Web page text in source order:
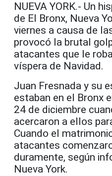
NUEVA YORK.- Un
de El Bronx, Nueva
viernes a causa de
provocó la brutal
atacantes que le
víspera de Navidad.
Juan Fresnada y su
estaban en el Bronx
24 de diciembre
acercaron a ellos
Cuando el
atacantes
duramente, según
Nueva York.